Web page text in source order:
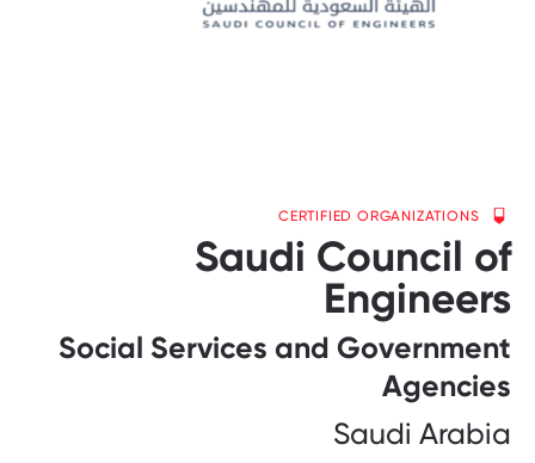
CERTIFIED ORGANIZATIONS
Saudi Council of
Engineers
Social Services and Government
Agencies
Saudi Arabia